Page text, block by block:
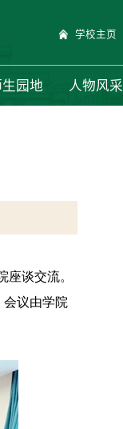
学校主页
生园地 人物风采
谈交流。
议由学院